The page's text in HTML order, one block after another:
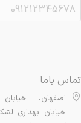
تماس باما
اصفهان،
خیابان بهداری